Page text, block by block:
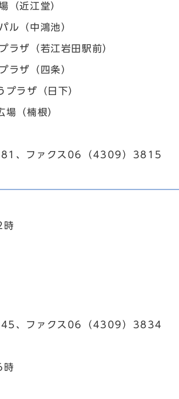
（近江堂）
ル（中鴻池）
ラザ（若江岩田駅前）
ラザ（四条）
ラザ（日下）
（楠根）
、ファクス06（4309）3815
時
、ファクス06（4309）3834
時